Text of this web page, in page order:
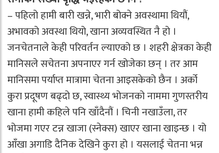
– पहिलो हामी बारी खन्ने, भारी बोक्ने अवस्थामा थियौं,
अभावको अवस्था थियो, खाना अव्यवस्थित नै हो ।
जनचेतनाले केही परिवर्तन ल्याएको छ । शहरी क्षेत्रका केही
मानिसले सचेतना अपनाएर गर्न खोजेका छन् । तर आम
मानिसमा पर्याप्त मात्रामा चेतना आइसकेको छैन । अर्को
कुरा प्रदूषण बढ्दो छ, स्वास्थ्य भोजनको नाममा गुणस्तरीय
खाना हामी कहिले पनि खाँदैनौं । चिनी नखाउँला, तर
भोजमा गएर टन्न खाजा (स्नेक्स) खाएर खाना खाइन्छ । यो
आँखा अगाडि दैनिक देखिने कुरा हो । यसलाई चेतना भन्न